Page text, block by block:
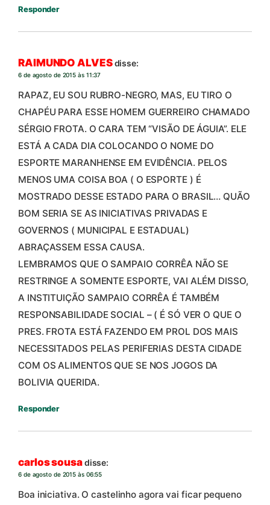
Responder
RAIMUNDO ALVESdisse:
6 de agosto de 2015 às 11:37
RAPAZ, EU SOU RUBRO-NEGRO, MAS, EU TIRO O
CHAPÉU PARA ESSE HOMEM GUERREIRO CHAMADO
SÉRGIO FROTA. O CARA TEM “VISÃO DE ÁGUIA”. ELE
ESTÁ A CADA DIA COLOCANDO O NOME DO
ESPORTE MARANHENSE EM EVIDÊNCIA. PELOS
MENOS UMA COISA BOA ( O ESPORTE ) É
MOSTRADO DESSE ESTADO PARA O BRASIL… QUÃO
BOM SERIA SE AS INICIATIVAS PRIVADAS E
GOVERNOS ( MUNICIPAL E ESTADUAL)
ABRAÇASSEM ESSA CAUSA.
LEMBRAMOS QUE O SAMPAIO CORRÊA NÃO SE
RESTRINGE A SOMENTE ESPORTE, VAI ALÉM DISSO,
A INSTITUIÇÃO SAMPAIO CORRÊA É TAMBÉM
RESPONSABILIDADE SOCIAL – ( É SÓ VER O QUE O
PRES. FROTA ESTÁ FAZENDO EM PROL DOS MAIS
NECESSITADOS PELAS PERIFERIAS DESTA CIDADE
COM OS ALIMENTOS QUE SE NOS JOGOS DA
BOLIVIA QUERIDA.
Responder
carlos sousadisse:
6 de agosto de 2015 às 06:55
Boa iniciativa. O castelinho agora vai ficar pequeno